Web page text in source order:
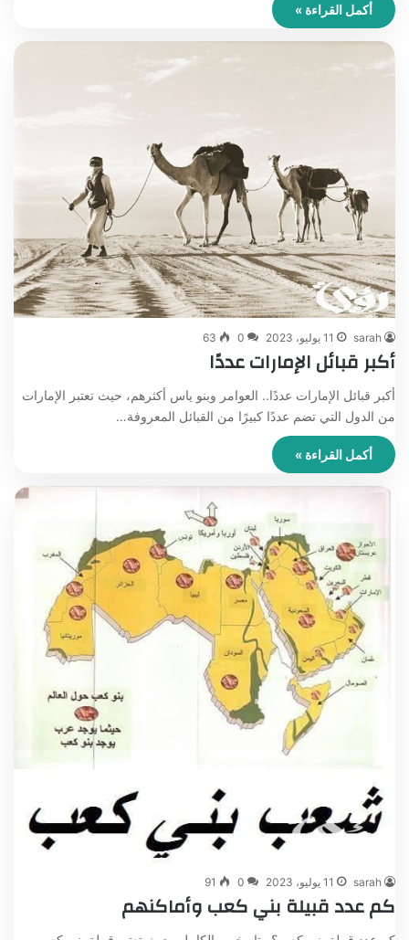
أكمل القراءة »
sarah 11 يوليو، 2023 0
63
أكبر قبائل الإمارات عددًا
أكبر قبائل الإمارات عددًا.. العوامر وبنو ياس أكثرهم، حيث تعتبر الإمارات
من الدول التي تضم عددًا كبيرًا من القبائل المعروفة…
أكمل القراءة »
sarah 11 يوليو، 2023 0
91
كم عدد قبيلة بني كعب وأماكنهم